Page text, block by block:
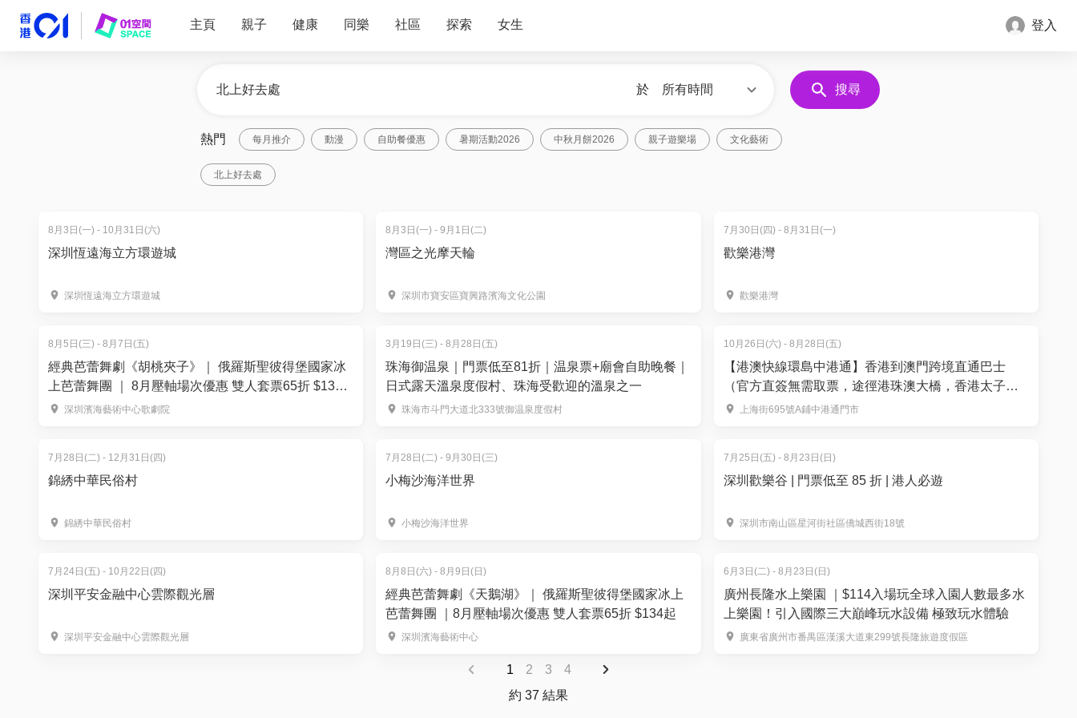
登入
主頁 親子 健康 同樂 社區 探索 女生
於 所有時間 搜尋
熱門 每月推介 動漫 自助餐優惠 暑期活動2026 中秋月餅2026 親子遊樂場 文化藝術
北上好去處
8月3日(一) - 10月31日(六)
深圳恆遠海立方環遊城
深圳恆遠海立方環遊城
8月3日(一) - 9月1日(二)
灣區之光摩天輪
深圳市寶安區寶興路濱海文化公園
7月30日(四) - 8月31日(一)
歡樂港灣
歡樂港灣
8月5日(三) - 8月7日(五)
經典芭蕾舞劇《胡桃夾子》｜ 俄羅斯聖彼得堡國家冰
上芭蕾舞團 ｜ 8月壓軸場次優惠 雙人套票65折 $134
起 深圳濱海藝術中心歌劇院
3月19日(三) - 8月28日(五)
珠海御温泉｜門票低至81折｜温泉票+廟會自助晚餐｜
日式露天溫泉度假村、珠海受歡迎的溫泉之一
珠海市斗門大道北333號御温泉度假村
10月26日(六) - 8月28日(五)
【港澳快線環島中港通】香港到澳門跨境直通巴士
（官方直簽無需取票，途徑港珠澳大橋，香港太子街
出發）上海街695號A鋪中港通門市
7月28日(二) - 12月31日(四)
錦綉中華民俗村
錦綉中華民俗村
7月28日(二) - 9月30日(三)
小梅沙海洋世界
小梅沙海洋世界
7月25日(五) - 8月23日(日)
深圳歡樂谷 | 門票低至 85 折 | 港人必遊
深圳市南山區星河街社區僑城西街18號
7月24日(五) - 10月22日(四)
深圳平安金融中心雲際觀光層
深圳平安金融中心雲際觀光層
8月8日(六) - 8月9日(日)
經典芭蕾舞劇《天鵝湖》｜ 俄羅斯聖彼得堡國家冰上
芭蕾舞團 ｜8月壓軸場次優惠 雙人套票65折 $134起
深圳濱海藝術中心
6月3日(二) - 8月23日(日)
廣州長隆水上樂園 ｜$114入場玩全球入園人數最多水
上樂園！引入國際三大巔峰玩水設備 極致玩水體驗
廣東省廣州市番禺區漢溪大道東299號長隆旅遊度假區
1 2 3
4
約 37 結果